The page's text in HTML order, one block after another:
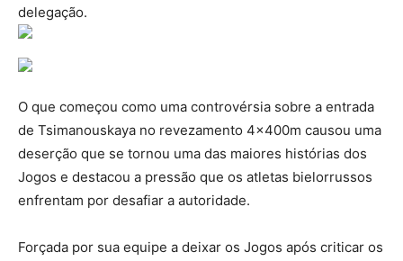
delegação.
O que começou como uma controvérsia sobre a entrada
de Tsimanouskaya no revezamento 4x400m causou uma
deserção que se tornou uma das maiores histórias dos
Jogos e destacou a pressão que os atletas bielorrussos
enfrentam por desafiar a autoridade.
Forçada por sua equipe a deixar os Jogos após criticar os